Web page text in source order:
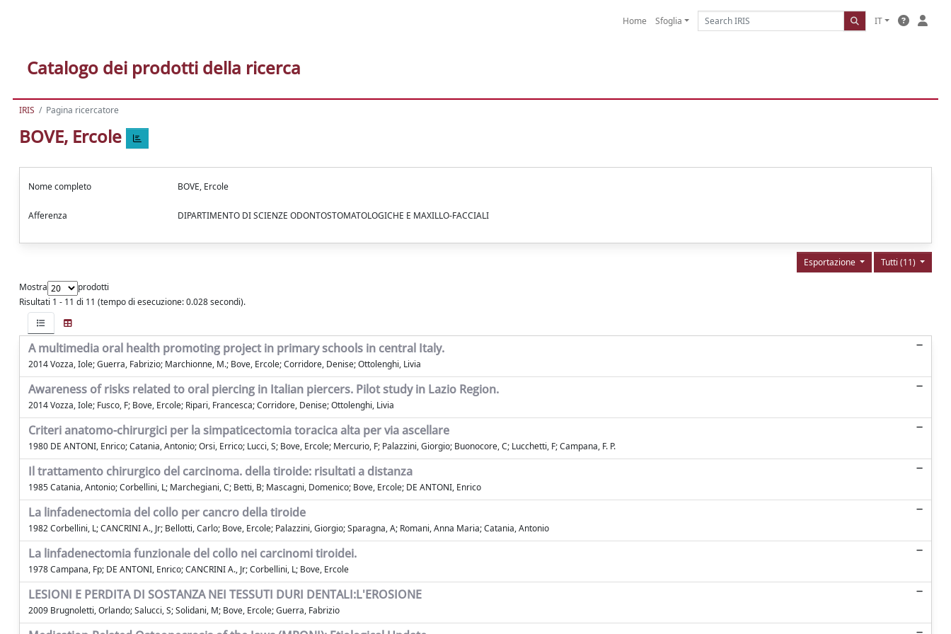
Home Sfoglia IT
Catalogo dei prodotti della ricerca
IRIS Pagina ricercatore
BOVE, Ercole
Nome completo BOVE, Ercole
Afferenza DIPARTIMENTO DI SCIENZE ODONTOSTOMATOLOGICHE E MAXILLO-FACCIALI
Tutti (11)
Esportazione
Mostra
prodotti
Risultati 1 - 11 di 11 (tempo di esecuzione: 0.028 secondi).
A multimedia oral health promoting project in primary schools in central Italy.
2014 Vozza, Iole; Guerra, Fabrizio; Marchionne, M.; Bove, Ercole; Corridore, Denise; Ottolenghi, Livia
Awareness of risks related to oral piercing in Italian piercers. Pilot study in Lazio Region.
2014 Vozza, Iole; Fusco, F; Bove, Ercole; Ripari, Francesca; Corridore, Denise; Ottolenghi, Livia
Criteri anatomo-chirurgici per la simpaticectomia toracica alta per via ascellare
1980 DE ANTONI, Enrico; Catania, Antonio; Orsi, Errico; Lucci, S; Bove, Ercole; Mercurio, F; Palazzini, Giorgio; Buonocore, C; Lucchetti, F; Campana, F. P.
Il trattamento chirurgico del carcinoma. della tiroide: risultati a distanza
1985 Catania, Antonio; Corbellini, L; Marchegiani, C; Betti, B; Mascagni, Domenico; Bove, Ercole; DE ANTONI, Enrico
La linfadenectomia del collo per cancro della tiroide
1982 Corbellini, L; CANCRINI A., Jr; Bellotti, Carlo; Bove, Ercole; Palazzini, Giorgio; Sparagna, A; Romani, Anna Maria; Catania, Antonio
La linfadenectomia funzionale del collo nei carcinomi tiroidei.
1978 Campana, Fp; DE ANTONI, Enrico; CANCRINI A., Jr; Corbellini, L; Bove, Ercole
LESIONI E PERDITA DI SOSTANZA NEI TESSUTI DURI DENTALI:L'EROSIONE
2009 Brugnoletti, Orlando; Salucci, S; Solidani, M; Bove, Ercole; Guerra, Fabrizio